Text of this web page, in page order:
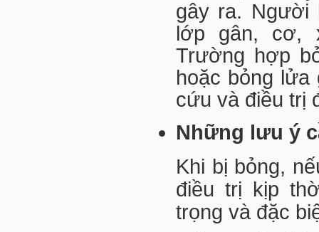
gây ra. Người
lớp gân, cơ,
Trường hợp
hoặc bỏng
cứu và điều trị
Những lưu ý
Khi bị bỏng,
điều trị kịp
trọng và đặc